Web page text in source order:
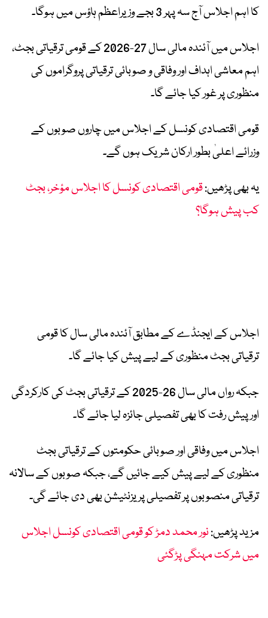
کا اہم اجلاس آج سہ پہر 3 بجے وزیراعظم ہاؤس میں ہوگا۔
اجلاس میں آئندہ مالی سال 27-2026 کے قومی ترقیاتی بجٹ،
اہم معاشی اہداف اور وفاقی و صوبائی ترقیاتی پروگراموں کی
منظوری پر غور کیا جائے گا۔
قومی اقتصادی کونسل کے اجلاس میں چاروں صوبوں کے
وزرائے اعلیٰ بطور ارکان شریک ہوں گے۔
یہ بھی پڑھیں:قومی اقتصادی کونسل کا اجلاس مؤخر، بجٹ
کب پیش ہوگا؟
اجلاس کے ایجنڈے کے مطابق آئندہ مالی سال کا قومی
ترقیاتی بجٹ منظوری کے لیے پیش کیا جائے گا۔
جبکہ رواں مالی سال 26-2025 کے ترقیاتی بجٹ کی کارکردگی
اور پیش رفت کا بھی تفصیلی جائزہ لیا جائے گا۔
اجلاس میں وفاقی اور صوبائی حکومتوں کے ترقیاتی بجٹ
منظوری کے لیے پیش کیے جائیں گے، جبکہ صوبوں کے سالانہ
ترقیاتی منصوبوں پر تفصیلی پریزنٹیشن بھی دی جائے گی۔
مزید پڑھیں:نور محمد دمڑ کو قومی اقتصادی کونسل اجلاس
میں شرکت مہنگی پڑگئی